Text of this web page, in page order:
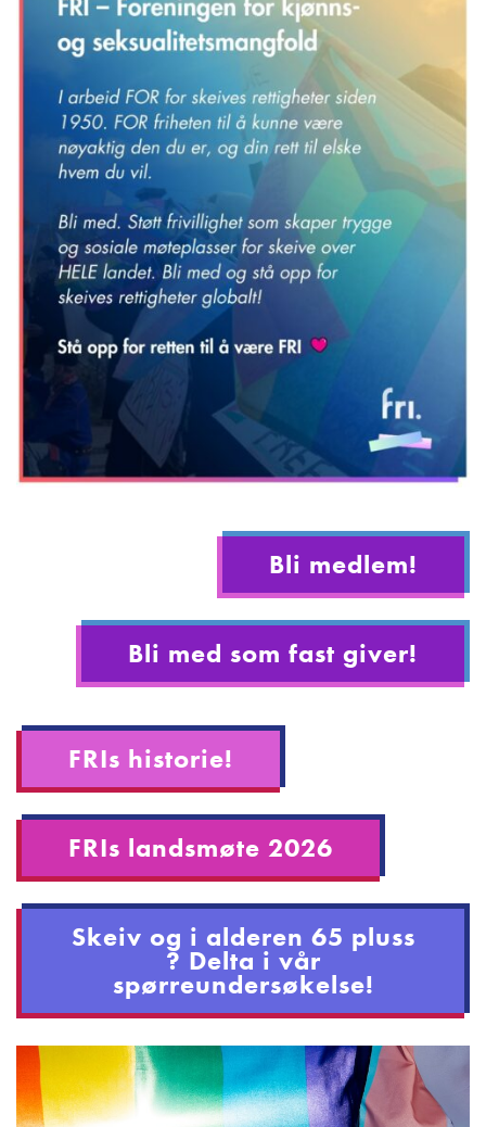
Bli medlem!
Bli med som fast giver!
FRIs historie!
FRIs landsmøte 2026
Skeiv og i alderen 65 pluss
? Delta i vår
spørreundersøkelse!